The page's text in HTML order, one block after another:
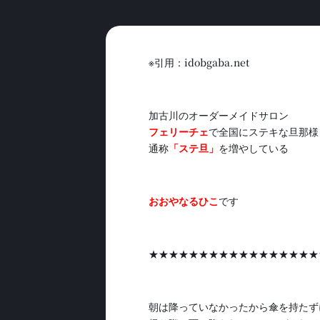
※引用：idobgaba.net
加古川のオーダーメイドサロン
フェリーチェで全国にステキな旦那様
通称「ステ旦」 を増やしている
おおやなるひこ です
朝は降っていなかったから傘を持た